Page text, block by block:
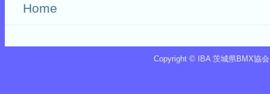
Home
Copyright © IBA 茨城県BMX協